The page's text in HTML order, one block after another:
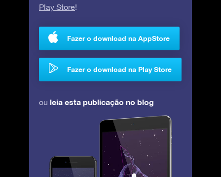
Play Store!
Fazer o download na AppStore
Fazer o download na Play Store
ou leia esta publicação no blog